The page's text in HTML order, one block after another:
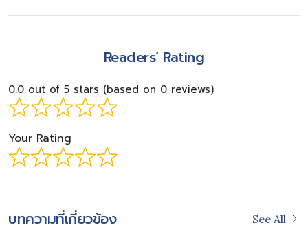
Readers’ Rating
0.0 out of 5 stars (based on 0 reviews)
Your Rating
บทความที่เกี่ยวข้อง See All